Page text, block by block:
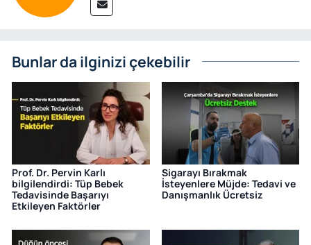
Bunlar da ilginizi çekebilir
Prof. Dr. Pervin Karlı
bilgilendirdi: Tüp Bebek
Tedavisinde Başarıyı
Etkileyen Faktörler
Sigarayı Bırakmak
İsteyenlere Müjde: Tedavi ve
Danışmanlık Ücretsiz